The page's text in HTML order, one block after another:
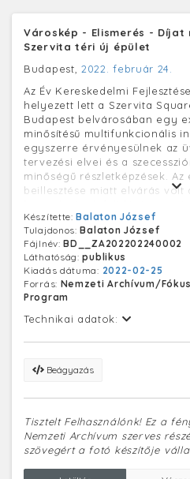
Városkép - Elismerés -
Szervita téri új épület
Budapest, 2022. február 24.
Az Év Kereskedelmi
helyezett lett a Szervita
Budapest belvárosában egy
minősítésű multifunkcionális
egyszerre érvényesülnek az
tervezési elvei és a
minőségű részletképzések.
beillesztése miatt elvárás volt
díszlizénákkal oldottak meg.
XI. századig nyúlnak vissza.
késő középkori városfal közé
feltehetően a középkori
1684-es sikertelen ostromáról
azonosítható a Váci kapu
a helyén épült később a
Készítette:Balaton József
Tulajdonos:Balaton József
Fájlnév:BD__ZA202202240002
Láthatóság:publikus
Kiadás dátuma: 2022-02-25
Forrás: Nemzeti Archívum/
Program
Technikai adatok:
Beágyazás
Tisztelt Felhasználónk! Ez a
Nemzeti Archívum szerves
szövegért a fotó készítője